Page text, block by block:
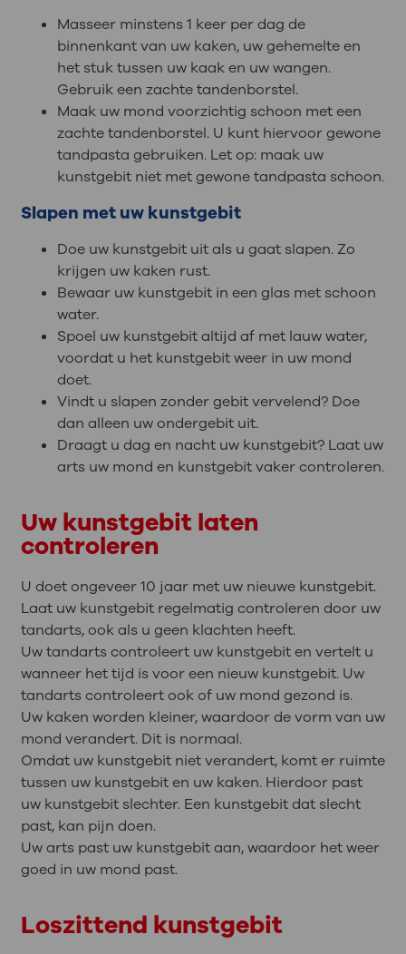
Masseer minstens 1 keer per dag de
binnenkant van uw kaken, uw gehemelte en
het stuk tussen uw kaak en uw wangen.
Gebruik een zachte tandenborstel.
Maak uw mond voorzichtig schoon met een
zachte tandenborstel. U kunt hiervoor gewone
tandpasta gebruiken. Let op: maak uw
kunstgebit niet met gewone tandpasta schoon.
Slapen met uw kunstgebit
Doe uw kunstgebit uit als u gaat slapen. Zo
krijgen uw kaken rust.
Bewaar uw kunstgebit in een glas met schoon
water.
Spoel uw kunstgebit altijd af met lauw water,
voordat u het kunstgebit weer in uw mond
doet.
Vindt u slapen zonder gebit vervelend? Doe
dan alleen uw ondergebit uit.
Draagt u dag en nacht uw kunstgebit? Laat uw
arts uw mond en kunstgebit vaker controleren.
Uw kunstgebit laten
controleren
U doet ongeveer 10 jaar met uw nieuwe kunstgebit.
Laat uw kunstgebit regelmatig controleren door uw
tandarts, ook als u geen klachten heeft.
Uw tandarts controleert uw kunstgebit en vertelt u
wanneer het tijd is voor een nieuw kunstgebit. Uw
tandarts controleert ook of uw mond gezond is.
Uw kaken worden kleiner, waardoor de vorm van uw
mond verandert. Dit is normaal.
Omdat uw kunstgebit niet verandert, komt er ruimte
tussen uw kunstgebit en uw kaken. Hierdoor past
uw kunstgebit slechter. Een kunstgebit dat slecht
past, kan pijn doen.
Uw arts past uw kunstgebit aan, waardoor het weer
goed in uw mond past.
Loszittend kunstgebit